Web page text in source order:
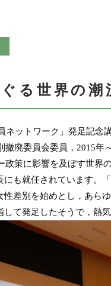
る世界の潮
ネットワーク」発足記念
廃委員会委員，2015年
策に影響を及ぼす世界
も就任されています。
差別を始めとし，あら
て発足したそうで，熱